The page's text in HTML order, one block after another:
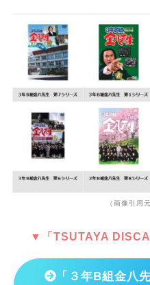
（画像引用
▼「TSUTAYA
「３年B組金八